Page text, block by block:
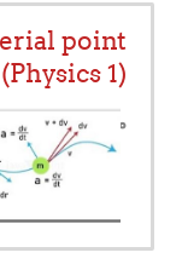
point
(Physics 1)
معلم:Ahmed